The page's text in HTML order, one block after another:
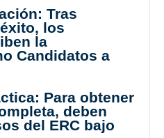
Tras
los
la
Candidatos a
Para obtener
deben
del ERC bajo